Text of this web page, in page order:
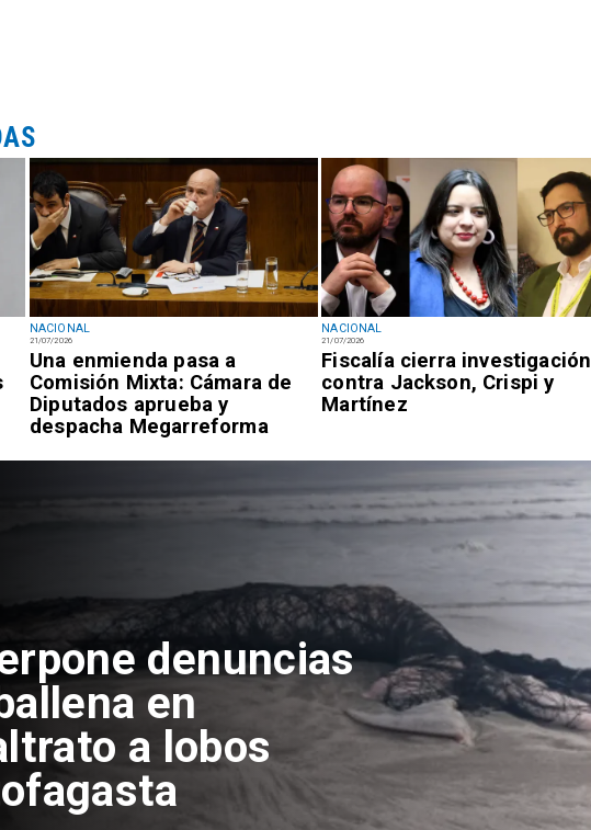
NACIONAL
21/07/2026
Una enmienda pasa a
Comisión Mixta: Cámara de
Diputados aprueba y
despacha Megarreforma
NACIONAL
21/07/2026
Fiscalía cierra investigación
contra Jackson, Crispi y
Martínez
denuncias
en
a lobos